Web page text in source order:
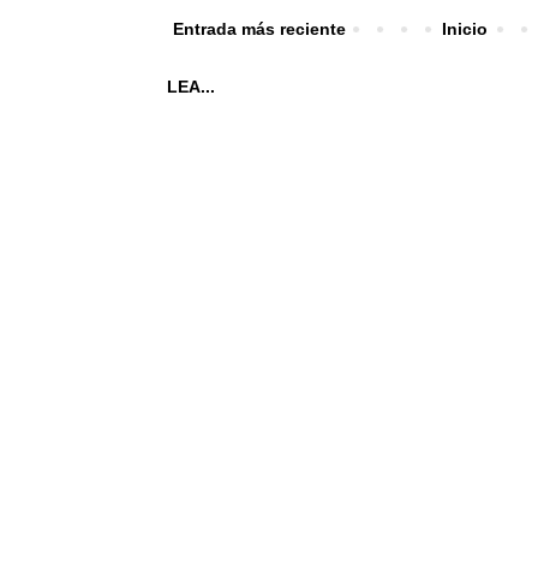
Entrada más reciente Inicio
LEA...